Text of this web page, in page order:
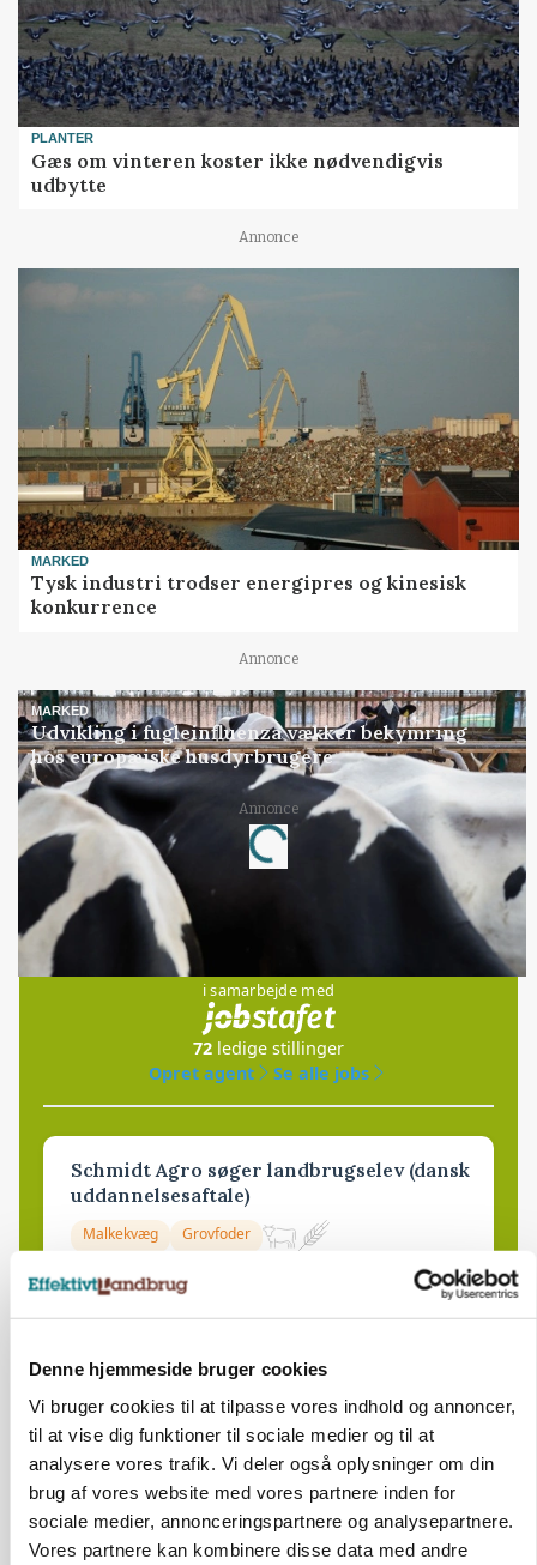
Denne hjemmeside bruger cookies
Vi bruger cookies til at tilpasse vores indhold og annoncer,
til at vise dig funktioner til sociale medier og til at
analysere vores trafik. Vi deler også oplysninger om din
brug af vores website med vores partnere inden for
sociale medier, annonceringspartnere og analysepartnere.
Vores partnere kan kombinere disse data med andre
PLANTER
Gæs om vinteren koster ikke nødvendigvis
udbytte
Annonce
MARKED
Tysk industri trodser energipres og kinesisk
konkurrence
Annonce
MARKED
Udvikling i fugleinfluenza vækker bekymring
hos europæiske husdyrbrugere
Annonce
Loading...
i samarbejde med
72 ledige stillinger
Opret agent
Se alle jobs
Schmidt Agro søger landbrugselev (dansk
uddannelsesaftale)
Malkekvæg Grovfoder
7200, Grindsted 10. aug.
Elsker du køer, og vil du have mere
ansvar i hverdagen?
Malkekvæg
5672, Broby NY 10. aug.